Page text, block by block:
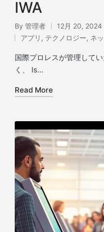
IWA
Posted
by
By 管理者 12月 20, 2024
Posted
in
アプリ , テクノロジー, ネ
国際プロレスが管理して
く、 Is…
Read More